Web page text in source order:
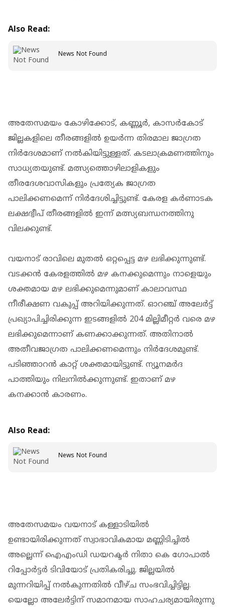
Also Read:
News Not Found
അതേസമയം കോഴിക്കോട്, കണ്ണൂര്‍, കാസര്‍കോട്
ജില്ലകളിലെ തീരങ്ങളില്‍ ഉയര്‍ന്ന തിരമാല ജാഗ്രത
നിര്‍ദേശമാണ് നല്‍കിയിട്ടുള്ളത്. കടലാക്രമണത്തിനും
സാധ്യതയുണ്ട്. മത്സ്യത്തൊഴിലാളികളും
തീരദേശവാസികളും പ്രത്യേക ജാഗ്രത
പാലിക്കണമെന്ന് നിര്‍ദേശിച്ചിട്ടുണ്ട്. കേരള കര്‍ണാടക
ലക്ഷദ്വീപ് തീരങ്ങളില്‍ ഇന്ന് മത്സ്യബന്ധനത്തിനു
വിലക്കുണ്ട്.
വയനാട് രാവിലെ മുതല്‍ ഒറ്റപ്പെട്ട മഴ ലഭിക്കുന്നുണ്ട്.
വടക്കന്‍ കേരളത്തില്‍ മഴ കനക്കുമെന്നും നാളെയും
ശക്തമായ മഴ ലഭിക്കുമെന്നുമാണ് കാലാവസ്ഥ
നീരീക്ഷണ വകുപ്പ് അറിയിക്കുന്നത്. ഓറഞ്ച് അലേര്‍ട്ട്
പ്രഖ്യാപിച്ചിരിക്കുന്ന ഇടങ്ങളില്‍ 204 മില്ലിമീറ്റര്‍ വരെ മഴ
ലഭിക്കുമെന്നാണ് കണക്കാക്കുന്നത്. അതിനാല്‍
അതീവജാഗ്രത പാലിക്കണമെന്നും നിര്‍ദേശമുണ്ട്.
പടിഞ്ഞാറന്‍ കാറ്റ് ശക്തമായിട്ടുണ്ട്. ന്യൂനമര്‍ദ
പാത്തിയും നിലനില്‍ക്കുന്നുണ്ട്. ഇതാണ് മഴ
കനക്കാന്‍ കാരണം.
Also Read:
News Not Found
അതേസമയം വയനാട് കള്ളാടിയില്‍
ഉണ്ടായിരിക്കുന്നത് സ്വാഭാവികമായ മണ്ണിടിച്ചില്‍
അല്ലെന്ന് ഐഎംഡി ഡയറക്ടര്‍ നിതാ കെ ഗോപാല്‍
റിപ്പോര്‍ട്ടര്‍ ടിവിയോട് പ്രതികരിച്ചു. ജില്ലയില്‍
മുന്നറിയിപ്പ് നല്‍കുന്നതില്‍ വീഴ്ച സംഭവിച്ചിട്ടില്ല.
യെല്ലോ അലേര്‍ട്ടിന് സമാനമായ സാഹചര്യമായിരുന്നു